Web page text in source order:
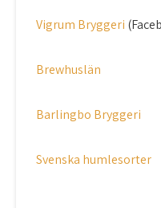
Vigrum Bryggeri
Brewhuslän
Barlingbo Bryggeri
Svenska humlesorter